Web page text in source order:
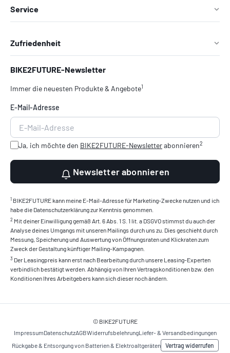
Service
Zufriedenheit
BIKE2FUTURE-Newsletter
Immer die neuesten Produkte & Angebote1
E-Mail-Adresse
Ja, ich möchte den BIKE2FUTURE-Newsletterabonnieren2
Newsletter abonnieren
1 BIKE2FUTURE kann meine E-Mail-Adresse für Marketing-Zwecke nutzen und ich
habe die Datenschutzerklärung zur Kenntnis genommen.
2 Mit deiner Einwilligung gemäß Art. 6 Abs. 1 S. 1 lit. a DSGVO stimmst du auch der
Analyse deines Umgangs mit unseren Mailings durch uns zu. Dies geschieht durch
Messung, Speicherung und Auswertung von Öffnungsraten und Klickraten zum
Zweck der Gestaltung künftiger Mailing-Kampagnen.
3 Der Leasingpreis kann erst nach Bearbeitung durch unsere Leasing-Experten
verbindlich bestätigt werden. Abhängig von Ihren Vertragskonditionen bzw. den
Konditionen Ihres Arbeitgebers kann sich dieser noch ändern.
© BIKE2FUTURE
ImpressumDatenschutzAGBWiderrufsbelehrungLiefer- & Versandbedingungen
Rückgabe & Entsorgung von Batterien & Elektroaltgeräten
Vertrag widerrufen